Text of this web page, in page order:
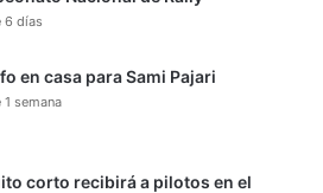
6 días
en casa para Sami Pajari
1 semana
corto recibirá a pilotos en el